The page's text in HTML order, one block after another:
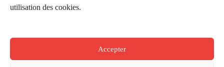
utilisation des cookies.
Accepter